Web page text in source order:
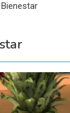
Bienestar